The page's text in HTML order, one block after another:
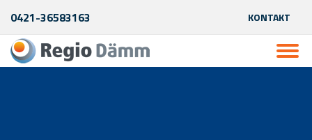
0421-36583163 KONTAKT